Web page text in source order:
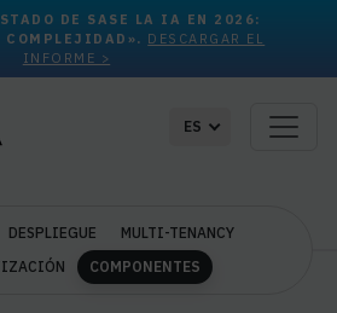
DE SASE LA IA EN 2026:
COMPLEJIDAD». DESCARGAR EL
INFORME >
ES
DESPLIEGUE
MULTI-TENANCY
COMPONENTES